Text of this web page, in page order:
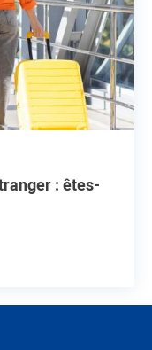
: êtes-